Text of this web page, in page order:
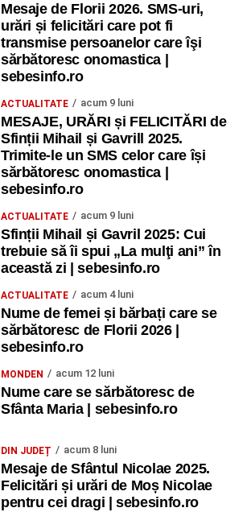
Mesaje de Florii 2026. SMS-uri,
urări și felicitări care pot fi
transmise persoanelor care îşi
sărbătoresc onomastica |
sebesinfo.ro
ACTUALITATE acum 9 luni
MESAJE, URĂRI și FELICITĂRI de
Sfinții Mihail și Gavrill 2025.
Trimite-le un SMS celor care își
sărbătoresc onomastica |
sebesinfo.ro
ACTUALITATE acum 9 luni
Sfinții Mihail și Gavril 2025: Cui
trebuie să îi spui „La mulţi ani” în
această zi | sebesinfo.ro
ACTUALITATE acum 4 luni
Nume de femei și bărbați care se
sărbătoresc de Florii 2026 |
sebesinfo.ro
MONDEN acum 12 luni
Nume care se sărbătoresc de
Sfânta Maria | sebesinfo.ro
DIN JUDEȚ acum 8 luni
Mesaje de Sfântul Nicolae 2025.
Felicitări și urări de Moș Nicolae
pentru cei dragi | sebesinfo.ro